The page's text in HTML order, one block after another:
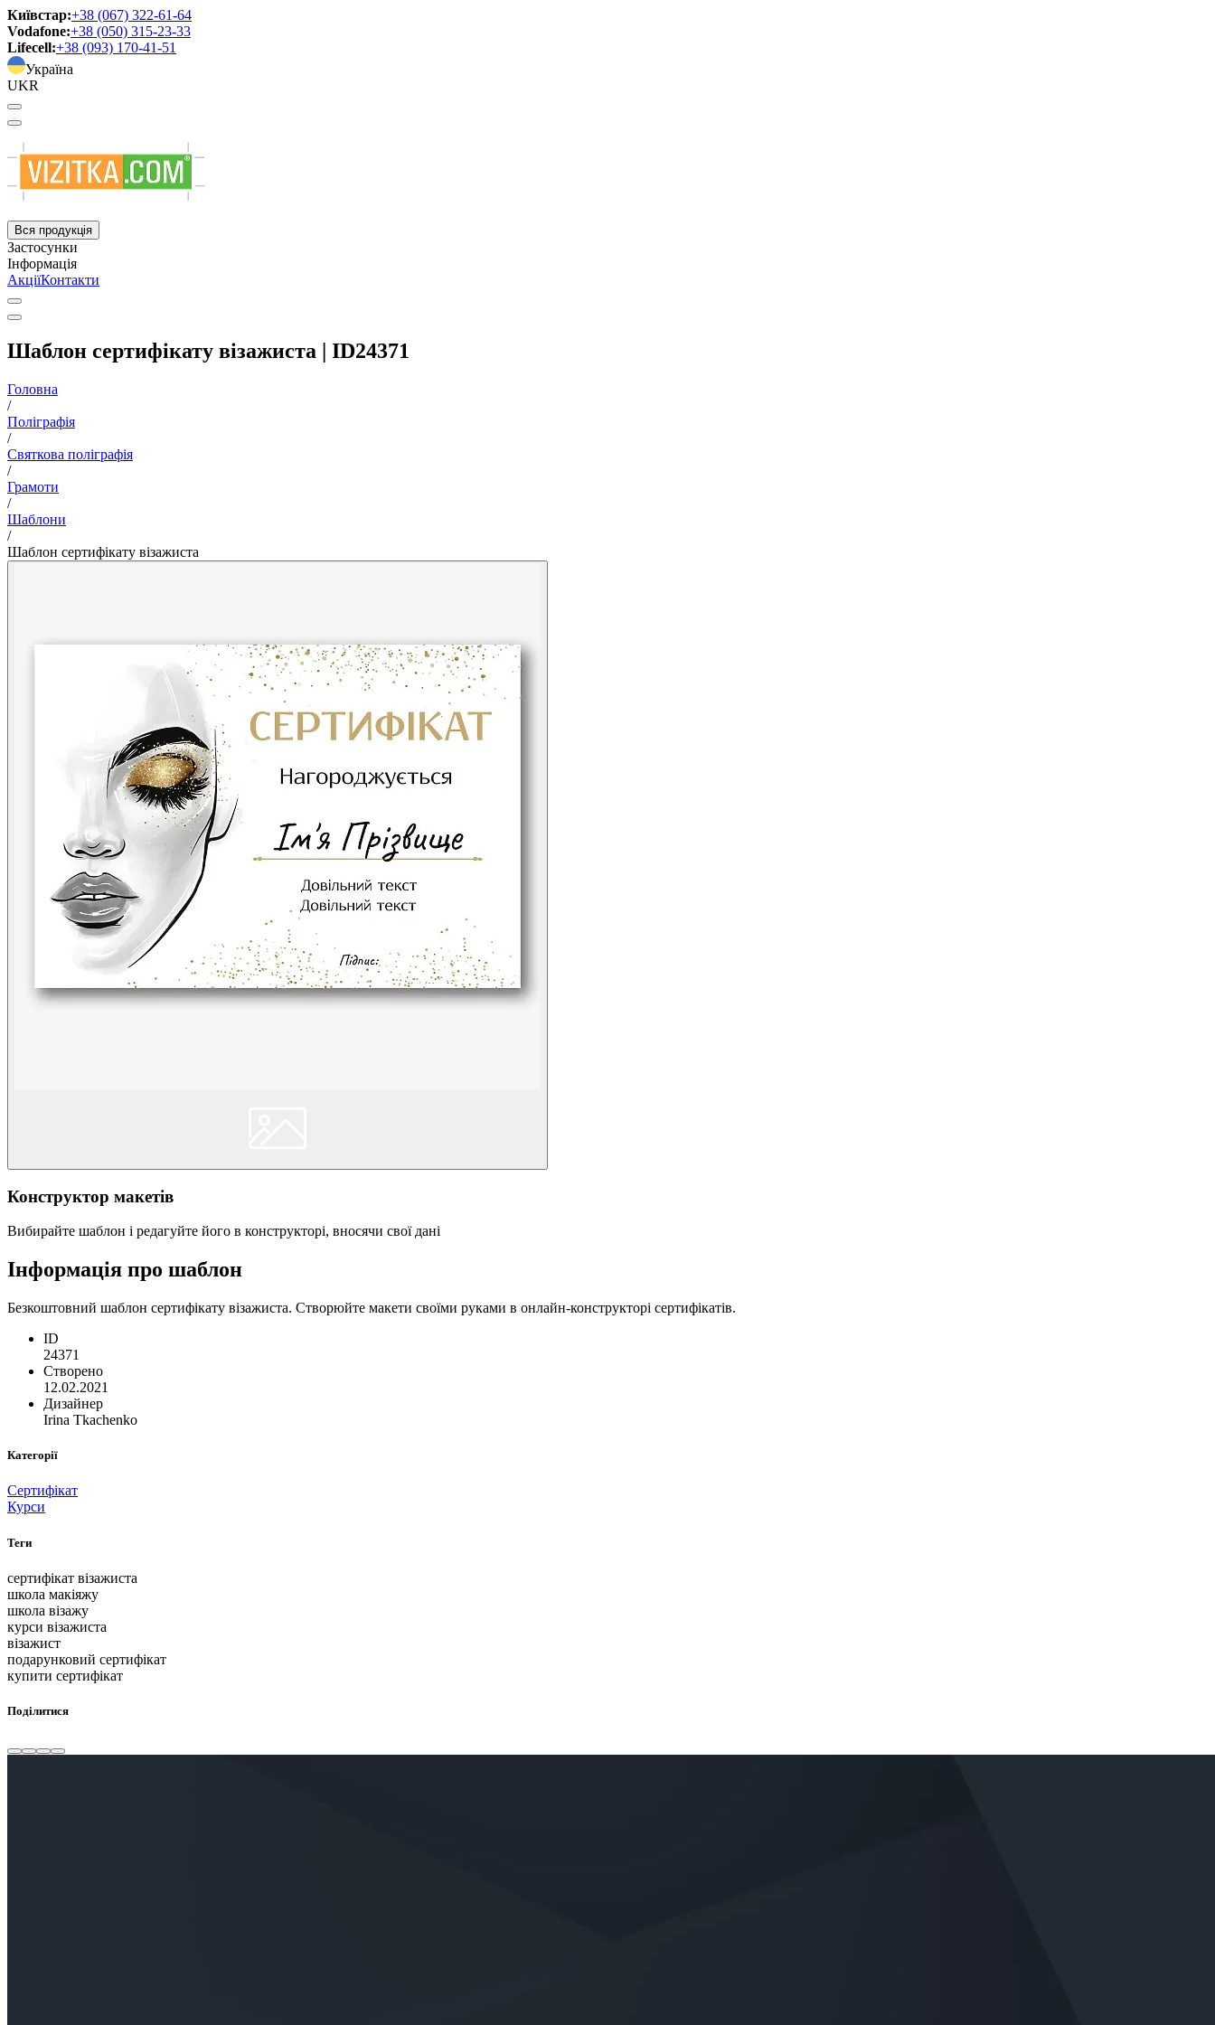
Київстар:+38 (067) 322-61-64
Vodafone:+38 (050) 315-23-33
Lifecell:+38 (093) 170-41-51
Україна
UKR
Вся продукція
Застосунки
Інформація
АкціїКонтакти
Шаблон сертифікату візажиста | ID24371
Головна
/
Поліграфія
/
Святкова поліграфія
/
Грамоти
/
Шаблони
/
Шаблон сертифікату візажиста
Конструктор макетів
Вибирайте шаблон і редагуйте його в конструкторі, вносячи свої дані
Інформація про шаблон
Безкоштовний шаблон сертифікату візажиста. Створюйте макети своїми руками в онлайн-конструкторі сертифікатів.
ID
24371
Створено
12.02.2021
Дизайнер
Irina Tkachenko
Категорії
Сертифікат
Курси
Теги
сертифікат візажиста
школа макіяжу
школа візажу
курси візажиста
візажист
подарунковий сертифікат
купити сертифікат
Поділитися